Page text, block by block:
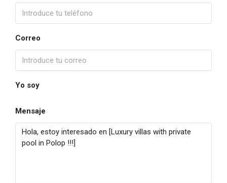
Correo
Yo soy
Mensaje